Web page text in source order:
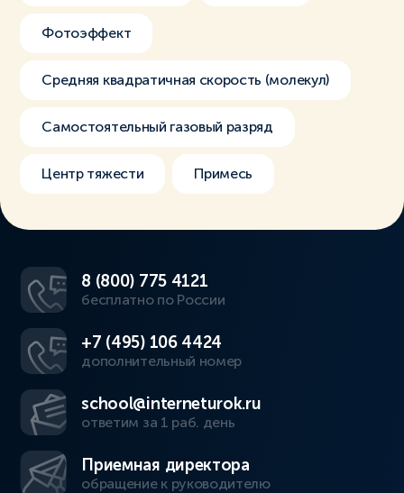
Фотоэффект
Средняя квадратичная скорость (молекул)
Самостоятельный газовый разряд
Центр тяжести Примесь
8 (800) 775 4121
бесплатно по России
+7 (495) 106 4424
дополнительный номер
school@interneturok.ru
ответим за 1 раб. день
Приемная директора
обращение к руководителю